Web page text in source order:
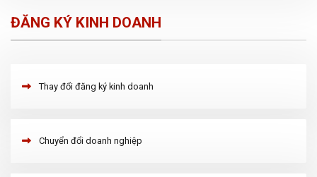
ĐĂNG KÝ KINH DOANH
Thay đổi đăng ký kinh doanh
Chuyển đổi doanh nghiệp